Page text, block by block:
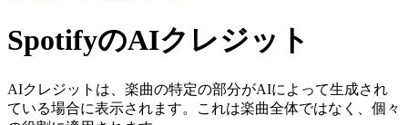
SpotifyのAIクレジット
AIクレジットは、楽曲の特定の部分がAIによって生成され
ている場合に表示されます。これは楽曲全体ではなく、個々